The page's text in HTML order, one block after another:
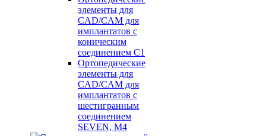
элементы для
CAD/CAM для
имплантатов с
коническим
соединением С1
Ортопедические
элементы для
CAD/CAM для
имплантатов с
шестигранным
соединением
SEVEN, М4